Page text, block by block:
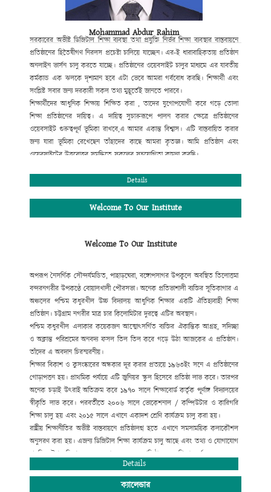
Mohammad Abdur Rahim
সরকারের অভীষ্ট ডিজিটাল শিক্ষা ব্যবস্থাতথা প্রযুক্তি নির্ভর শিক্ষা ব্যবস্থার বাস্তবায়নে
প্রতিষ্ঠানের হিতৈষীগণ নিরলস প্রচেষ্টাচালিয়ে যাচ্ছেন। এর-ই ধারাবাহিকতায় প্রতিষ্ঠান
অনলাইন ভার্সন চালু করতে যাচ্ছে। প্রতিষ্ঠানের ওয়েবসাইটচালুর মাধ্যমে এর যাবতীয়
কর্মকান্ড এক ঝলকে দৃশ্যমান হবে এটা ভেবে আমরা গর্ববোধ করছি। শিক্ষার্থী এবং
সংশ্লিষ্ট সবার জন্য দরকারী সকল তথ্য মুহূর্তেই জানতে পারবে।
শিক্ষার্থীদের আধুনিক শিক্ষায় শিক্ষিত করা , তাদের যুগোপযোগী করে গড়ে তোলা
শিক্ষা প্রতিষ্ঠানের দায়িত্ব। এ দায়িত্ব সুচারুরূপে পালন করার ক্ষেত্রে প্রতিষ্ঠানের
ওয়েবসাইট গুরুত্বপূর্ণ ভূমিকা রাখবে,এ আমার একান্ত বিশ্বাস। এটি বাস্তবায়িত করার
জন্য যারা ভূমিকা রেখেছেন তাঁহাদের কাছে আমরা কৃতজ্ঞ। আমিপ্রতিষ্ঠান এবং
ওয়েবসাইটের উত্তরোত্তর সমৃদ্ধিতে সকলের সহযোগিতা কামনা করছি।
Details
Welcome To Our Institute
Welcome To Our Institute
অপরূপ নৈসর্গিক সৌন্দর্যমন্ডিত, পাহাড়ঘেরা, বঙ্গোপসাগর উপকূলে অবস্থিত তিলোত্তমা
বন্দরনগরীর উপকণ্ঠে বোয়ালখালী পৌরসভা। অনেক প্রতিভাশালী ব্যক্তির সূতিকাগার এ
অঞ্চলের পশ্চিম কধুরখীল উচ্চ বিদ্যালয় আধুনিক শিক্ষার একটি ঐতিহ্যবাহী শিক্ষা
প্রতিষ্ঠান। চট্টগ্রাম নগরীর মাত্র চার কিলোমিটার দুরত্বে এটির অবস্থান।
পশ্চিম কধুরখীল এলাকার কয়েকজন আত্মোৎসর্গিত ব্যক্তির ঐকান্তিক আগ্রহ, সদিচ্ছা
ও অক্লান্ত পরিশ্রমের অনবদ্য ফসল তিল তিল করে গড়ে উঠা আজকের এ প্রতিষ্ঠান।
তাঁদের এ অবদান চিরস্মরনীয়।
শিক্ষার বিকাশ ও কুসংষ্কারের অন্ধকার দূর করার প্রত্যয়ে ১৯৬৩ইং সনে এ প্রতিষ্ঠানের
গোড়াপত্তন হয়। প্রাথমিক পর্যায়ে এটি জুনিয়র স্কুল হিসেবে প্রতিষ্ঠা লাভ করে। তারপর
অনেক চড়াই উৎরাই অতিক্রম করে ১৯৭০ সালে শিক্ষাবোর্ড কর্তৃক পূর্ণাঙ্গ বিদ্যালয়ের
স্বীকৃতি লাভ করে। পরবর্তীতে ২০০৬ সালে ভোকেশনাল / কম্পিউটার ও কারিগরি
শিক্ষা চালু হয় এবং ২০১৫ সালে এখানে একাদশ শ্রেণি কার্যক্রম চালু করা হয়।
রাষ্ট্রীয় শিক্ষানীতির অভীষ্ট বাস্তবায়নে প্রতিষ্ঠালগ্ন হতে এখানে সমসাময়িক কলাকৌশল
অনুসরণ করা হয়। এজন্য ডিজিটাল শিক্ষা কার্যক্রম চালু আছে এবং তথ্য ও যোগাযোগ
প্রযুক্তির উপর বিশেষ গুরুত্ব দেয়া হয়েছে। এ প্রতিষ্ঠান হতে শিক্ষা অর্জন করে অনেক
গুণী ব্যক্তি জাতীয় ও আন্তর্জাতিক ক্ষেত্রে ভূমিকা রেখে যাচ্ছেন।
Details
ক্যালেন্ডার